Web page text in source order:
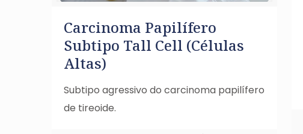
Carcinoma Papilífero
Subtipo Tall Cell (Células
Altas)
Subtipo agressivo do carcinoma papilífero
de tireoide.